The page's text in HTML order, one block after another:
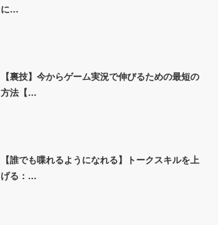
に…
【裏技】今からゲーム実況で伸びるための最短の
方法【…
【誰でも喋れるようになれる】トークスキルを上
げる：…